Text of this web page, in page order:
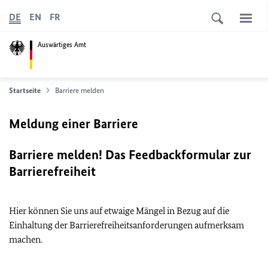
Auswärtiges Amt
DE EN FR
Startseite Barriere melden
Meldung einer Barriere
Barriere melden! Das Feedbackformular zur
Barrierefreiheit
Hier können Sie uns auf etwaige Mängel in Bezug auf die
Einhaltung der Barrierefreiheitsanforderungen aufmerksam
machen.